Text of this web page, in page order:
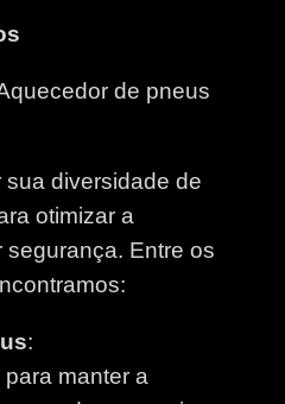
de pneus
diversidade de
otimizar a
segurança. Entre os
:
manter a